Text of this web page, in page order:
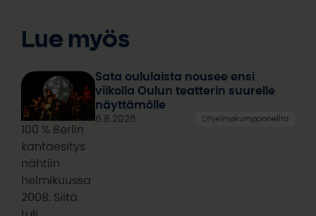
Lue myös
100 % Berlin
kantaesitys
nähtiin
helmikuussa
2008. Siitä
tuli
Sata oululaista nousee ensi
viikolla Oulun teatterin suurelle
näyttämölle
6.8.2026 Ohjelmakumppaneilta